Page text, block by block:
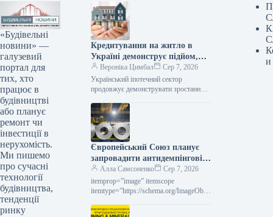
«Будівельні
новини» —
галузевий
портал для
тих, хто
працює в
будівництві
або планує
ремонт чи
інвестиції в
нерухомість.
Ми пишемо
про сучасні
технології
будівництва,
тенденції
ринку
Кредитування на житло в
Україні демонструє підйом,
проте без підтримки держави
сфера практично не
функціонує.
Вероніка Цимбал
Сер 7, 2026
Український іпотечний сектор
продовжує демонструвати зростання,
винятково залежним від державної
допомоги. Згідно з заявою Олени…
Європейський Союз планує
запровадити антидемпінгові
збори на холоднокатаний
прокат з п’яти держав.
Алла Самсоненко
Сер 7, 2026
itemprop=”image” itemscope
itemtype=”https://schema.org/ImageObje
Холоднокатаний рулон Новини
и